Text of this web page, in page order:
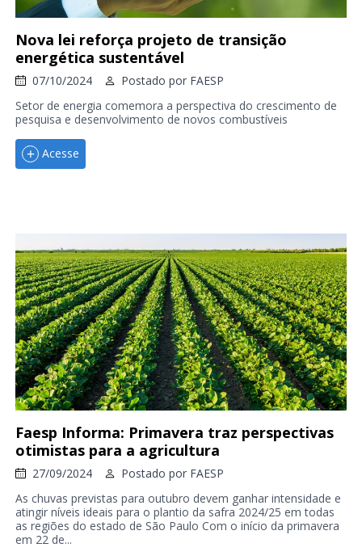
Nova lei reforça projeto de transição
energética sustentável
07/10/2024 Postado por FAESP
Setor de energia comemora a perspectiva do crescimento de
pesquisa e desenvolvimento de novos combustíveis
Acesse
Faesp Informa: Primavera traz perspectivas
otimistas para a agricultura
27/09/2024 Postado por FAESP
As chuvas previstas para outubro devem ganhar intensidade e
atingir níveis ideais para o plantio da safra 2024/25 em todas
as regiões do estado de São Paulo Com o início da primavera
em 22 de...